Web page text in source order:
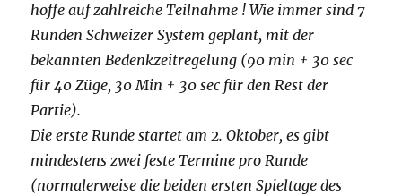
hoffe auf zahlreiche Teilnahme ! Wie immer sind 7
Runden Schweizer System geplant, mit der
bekannten Bedenkzeitregelung (90 min + 30 sec
für 40 Züge, 30 Min + 30 sec für den Rest der
Partie).
Die erste Runde startet am 2. Oktober, es gibt
mindestens zwei feste Termine pro Runde
(normalerweise die beiden ersten Spieltage des